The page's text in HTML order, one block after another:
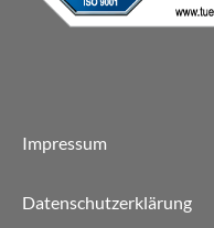
Impressum
Datenschutzerklärung